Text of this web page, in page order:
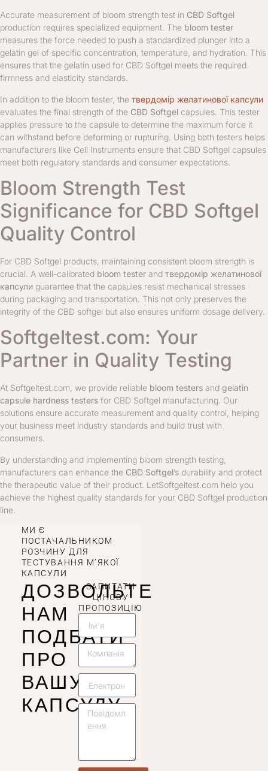
Accurate measurement of bloom strength test in CBD Softgel
production requires specialized equipment. The bloom tester
measures the force needed to push a standardized plunger into a
gelatin gel of specific concentration, temperature, and hydration. This
ensures that the gelatin used for CBD Softgel meets the required
firmness and elasticity standards.
In addition to the bloom tester, the твердомір желатинової капсули
evaluates the final strength of the CBD Softgel capsules. This tester
applies pressure to the capsule to determine the maximum force it
can withstand before deforming or rupturing. Using both testers helps
manufacturers like Cell Instruments ensure that CBD Softgel capsules
meet both regulatory standards and consumer expectations.
Bloom Strength Test
Significance for CBD Softgel
Quality Control
For CBD Softgel products, maintaining consistent bloom strength is
crucial. A well-calibrated bloom tester and твердомір желатинової
капсули guarantee that the capsules resist mechanical stresses
during packaging and transportation. This not only preserves the
integrity of the CBD softgel but also ensures uniform dosage delivery.
Softgeltest.com: Your
Partner in Quality Testing
At Softgeltest.com, we provide reliable bloom testers and gelatin
capsule hardness testers for CBD Softgel manufacturing. Our
solutions ensure accurate measurement and quality control, helping
your business meet industry standards and build trust with
consumers.
By understanding and implementing bloom strength testing,
manufacturers can enhance the CBD Softgel’s durability and protect
the therapeutic value of their product. LetSoftgeltest.com help you
achieve the highest quality standards for your CBD Softgel production
line.
МИ Є
ПОСТАЧАЛЬНИКОМ
РОЗЧИНУ ДЛЯ
ТЕСТУВАННЯ М’ЯКОЇ
КАПСУЛИ
ДОЗВОЛЬТЕ
НАМ
ПОДБАТИ
ПРО
ВАШУ
КАПСУЛУ
ЗАПИТАТИ
ЦІНОВУ
ПРОПОЗИЦІЮ